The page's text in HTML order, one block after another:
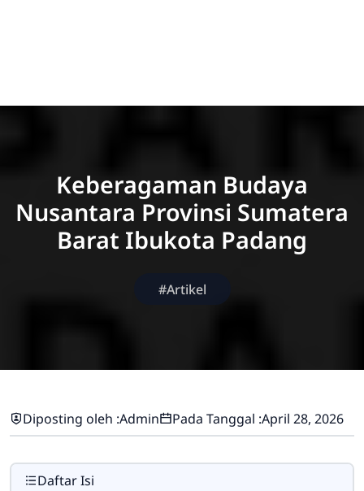
Keberagaman Budaya
Nusantara Provinsi Sumatera
Barat Ibukota Padang
#Artikel
Diposting oleh :Admin Pada Tanggal :April 28, 2026
Daftar Isi